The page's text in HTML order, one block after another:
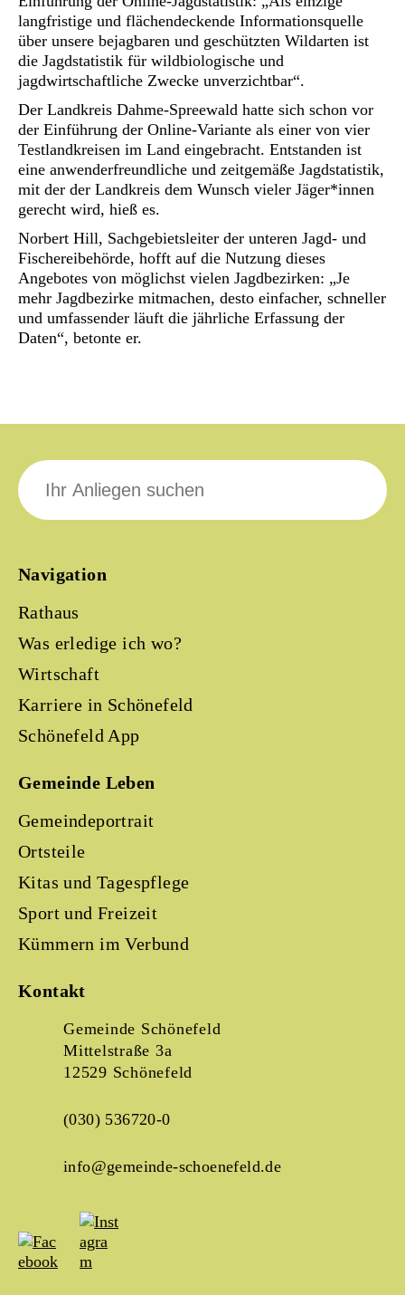
langfristige und flächendeckende Informationsquelle
über unsere bejagbaren und geschützten Wildarten ist
die Jagdstatistik für wildbiologische und
jagdwirtschaftliche Zwecke unverzichtbar“.
Der Landkreis Dahme-Spreewald hatte sich schon vor
der Einführung der Online-Variante als einer von vier
Testlandkreisen im Land eingebracht. Entstanden ist
eine anwenderfreundliche und zeitgemäße Jagdstatistik,
mit der der Landkreis dem Wunsch vieler Jäger*innen
gerecht wird, hieß es.
Norbert Hill, Sachgebietsleiter der unteren Jagd- und
Fischereibehörde, hofft auf die Nutzung dieses
Angebotes von möglichst vielen Jagdbezirken: „Je
mehr Jagdbezirke mitmachen, desto einfacher, schneller
und umfassender läuft die jährliche Erfassung der
Daten“, betonte er.
Navigation
Rathaus
Was erledige ich wo?
Wirtschaft
Karriere in Schönefeld
Schönefeld App
Gemeinde Leben
Gemeindeportrait
Ortsteile
Kitas und Tagespflege
Sport und Freizeit
Kümmern im Verbund
Kontakt
Gemeinde Schönefeld
Mittelstraße 3a
12529 Schönefeld
(030) 536720-0
info@gemeinde-schoenefeld.de
Suche
nach: